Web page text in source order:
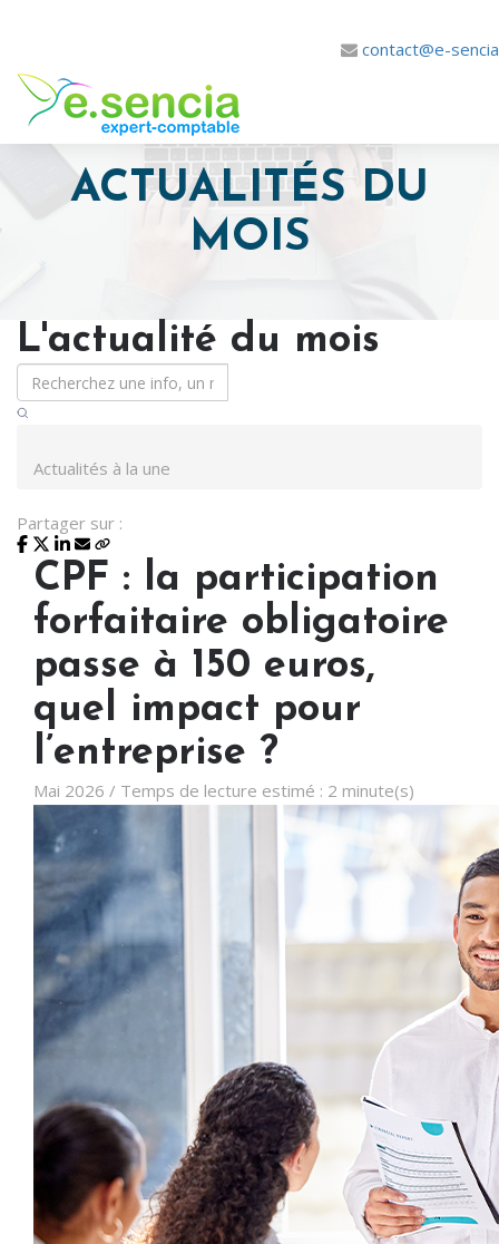
contact@e-
ACTUALITÉS DU
MOIS
L'actualité du mois
Actualités à la une
Partager sur :
CPF : la participation
forfaitaire obligatoire
passe à 150 euros,
quel impact pour
l’entreprise ?
Mai 2026 / Temps de lecture estimé : 2 minute(s)